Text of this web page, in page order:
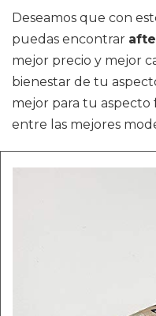
Deseamos que con
puedas encontrar
mejor precio y mejor
bienestar de tu
mejor para tu aspecto
entre las mejores